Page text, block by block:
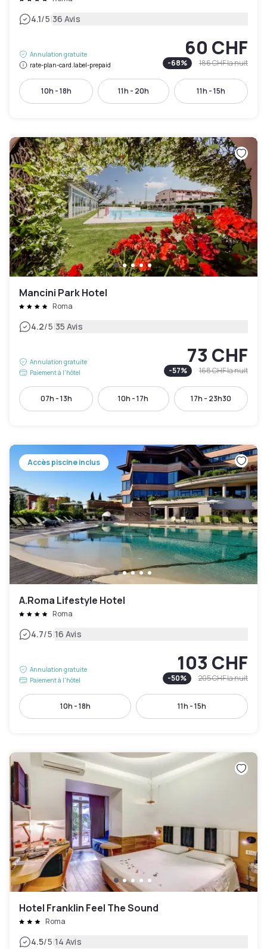
4.1/5|36 Avis
Annulation gratuite
rate-plan-card.label-prepaid
60 CHF
-68% 186 CHFla nuit
10h - 18h 11h - 20h 11h - 15h
Mancini Park Hotel
Roma
4.2/5|35 Avis
Annulation gratuite
Paiement à l'hôtel
73 CHF
-57% 168 CHFla nuit
07h - 13h 10h - 17h 17h - 23h30
Accès piscine inclus
A.Roma Lifestyle Hotel
Roma
4.7/5|16 Avis
Annulation gratuite
Paiement à l'hôtel
103 CHF
-50% 205 CHFla nuit
10h - 18h 11h - 15h
Hotel Franklin Feel The Sound
Roma
4.5/5|14 Avis